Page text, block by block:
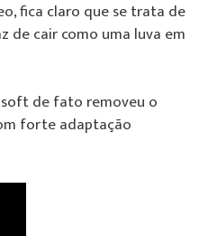
fica claro que se trata de
de cair como uma luva em
de fato removeu o
forte adaptação